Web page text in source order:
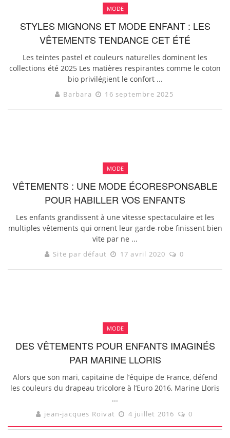
MODE
STYLES MIGNONS ET MODE ENFANT : LES
VÊTEMENTS TENDANCE CET ÉTÉ
Les teintes pastel et couleurs naturelles dominent les
collections été 2025 Les matières respirantes comme le coton
bio privilégient le confort ...
Barbara 16 septembre 2025
MODE
VÊTEMENTS : UNE MODE ÉCORESPONSABLE
POUR HABILLER VOS ENFANTS
Les enfants grandissent à une vitesse spectaculaire et les
multiples vêtements qui ornent leur garde-robe finissent bien
vite par ne ...
Site par défaut 17 avril 2020 0
MODE
DES VÊTEMENTS POUR ENFANTS IMAGINÉS
PAR MARINE LLORIS
Alors que son mari, capitaine de l’équipe de France, défend
les couleurs du drapeau tricolore à l’Euro 2016, Marine Lloris
...
jean-jacques Roivat 4 juillet 2016 0